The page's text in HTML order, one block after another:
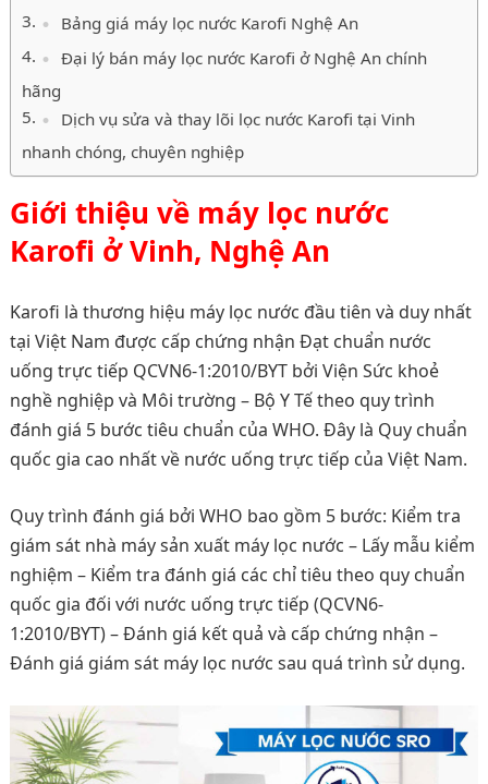
Bảng giá máy lọc nước Karofi Nghệ An
Đại lý bán máy lọc nước Karofi ở Nghệ An chính
hãng
Dịch vụ sửa và thay lõi lọc nước Karofi tại Vinh
nhanh chóng, chuyên nghiệp
Giới thiệu về máy lọc nước
Karofi ở Vinh, Nghệ An
Karofi là thương hiệu máy lọc nước đầu tiên và duy nhất
tại Việt Nam được cấp chứng nhận Đạt chuẩn nước
uống trực tiếp QCVN6-1:2010/BYT bởi Viện Sức khoẻ
nghề nghiệp và Môi trường – Bộ Y Tế theo quy trình
đánh giá 5 bước tiêu chuẩn của WHO. Đây là Quy chuẩn
quốc gia cao nhất về nước uống trực tiếp của Việt Nam.
Quy trình đánh giá bởi WHO bao gồm 5 bước: Kiểm tra
giám sát nhà máy sản xuất máy lọc nước – Lấy mẫu kiểm
nghiệm – Kiểm tra đánh giá các chỉ tiêu theo quy chuẩn
quốc gia đối với nước uống trực tiếp (QCVN6-
1:2010/BYT) – Đánh giá kết quả và cấp chứng nhận –
Đánh giá giám sát máy lọc nước sau quá trình sử dụng.